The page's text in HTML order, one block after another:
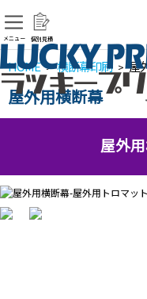
メニュー 個別見積
HOME > 横断幕印刷 > 屋
屋外用横断幕
屋外